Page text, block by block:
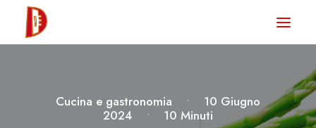
HOME
DEGUSTA TV
Cucina e gastronomia •
10 Giugno
2024
• 10 Minuti